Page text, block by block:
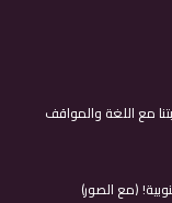
مع اللغة والمواقف